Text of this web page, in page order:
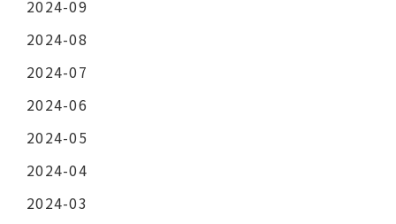
2024-09
2024-08
2024-07
2024-06
2024-05
2024-04
2024-03